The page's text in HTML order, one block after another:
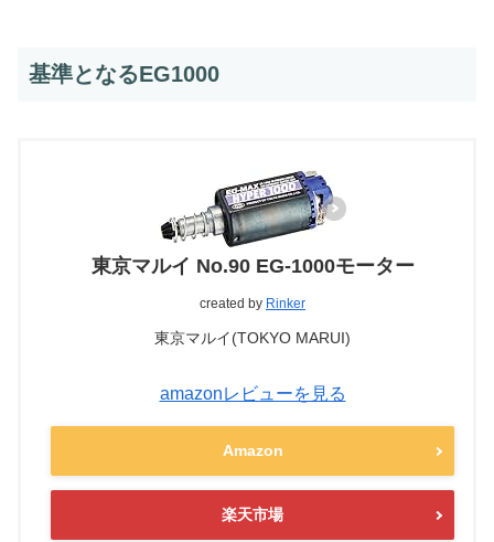
基準となるEG1000
東京マルイ No.90 EG-1000モーター
created by Rinker
東京マルイ(TOKYO MARUI)
amazonレビューを見る
Amazon
楽天市場